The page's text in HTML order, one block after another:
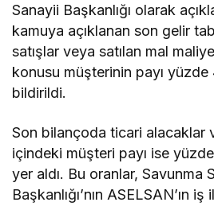
Sanayii Başkanlığı olarak
kamuya açıklanan son gelir
satışlar veya satılan mal
konusu müşterinin payı yüzde
bildirildi.
Son bilançoda ticari alacaklar
içindeki müşteri payı ise
yer aldı. Bu oranlar, Savunma
Başkanlığı’nın ASELSAN’ın